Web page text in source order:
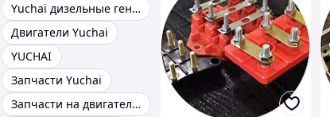
Yuchai дизельные генераторы
Двигатели Yuchai
YUCHAI
Запчасти Yuchai
Запчасти на двигатель YUCHAI